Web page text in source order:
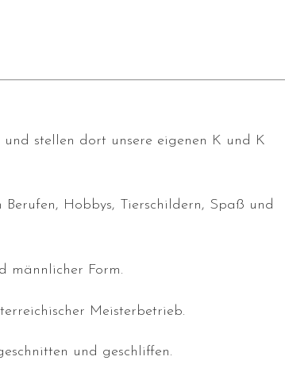
stellen dort unsere eigenen K und K
Hobbys, Tierschildern, Spaß und
männlicher Form.
Meisterbetrieb.
und geschliffen.